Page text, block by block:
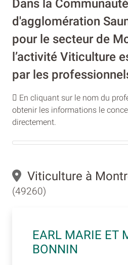
Dans la Communauté
d'agglomération
pour le secteur de
l’activité Viticulture
par les
En cliquant sur le nom du
obtenir les informations le
directement.
Viticulture à
(49260)
EARL MARIE ET
BONNIN